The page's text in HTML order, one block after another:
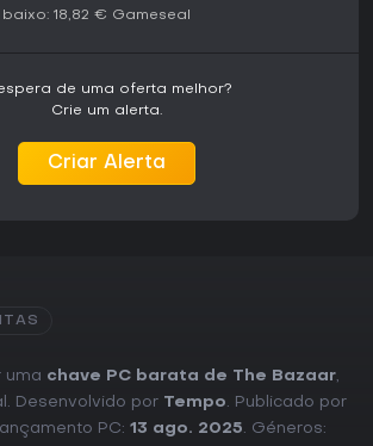
baixo: 18,82 € Gameseal
de uma oferta melhor?
Crie um alerta.
Criar Alerta
uma chave PC barata de The Bazaar,
Desenvolvido por Tempo. Publicado por
PC: 13 ago. 2025. Géneros: